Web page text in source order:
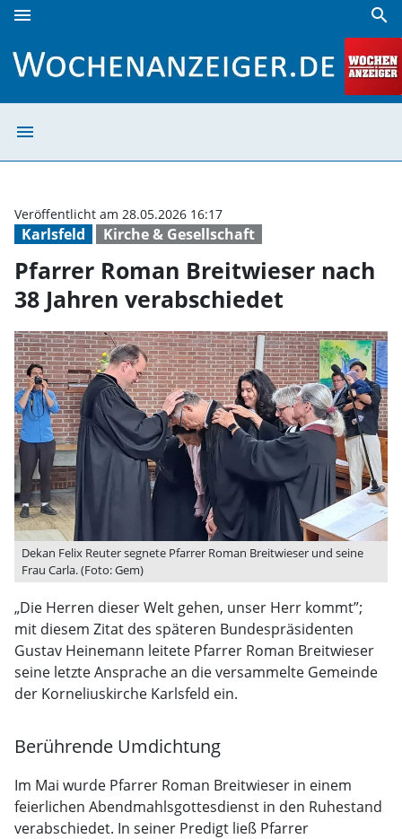
menu search
menu
Karlsfeld Kirche & Gesellschaft
Veröffentlicht am 28.05.2026 16:17
Pfarrer Roman Breitwieser nach
38 Jahren verabschiedet
Dekan Felix Reuter segnete Pfarrer Roman Breitwieser und seine
Frau Carla. (Foto: Gem)
„Die Herren dieser Welt gehen, unser Herr kommt”;
mit diesem Zitat des späteren Bundespräsidenten
Gustav Heinemann leitete Pfarrer Roman Breitwieser
seine letzte Ansprache an die versammelte Gemeinde
der Korneliuskirche Karlsfeld ein.
Berührende Umdichtung
Im Mai wurde Pfarrer Roman Breitwieser in einem
feierlichen Abendmahlsgottesdienst in den Ruhestand
verabschiedet. In seiner Predigt ließ Pfarrer